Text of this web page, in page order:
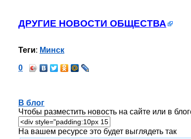
ДРУГИЕ НОВОСТИ ОБЩЕСТВА
Теги: Минск
0
В блог
Чтобы разместить новость на сайте или в
На вашем ресурсе это будет выглядеть так